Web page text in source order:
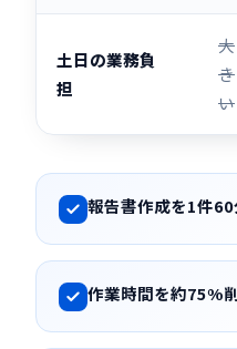
土日の業務負
担
大
き
い
報告書作成を1件
作業時間を約75%